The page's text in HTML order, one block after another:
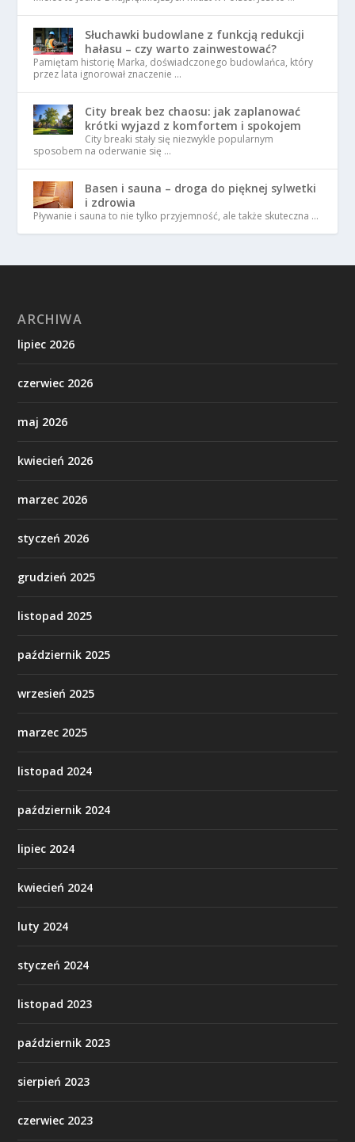
Słuchawki budowlane z funkcją redukcji
hałasu – czy warto zainwestować?
Pamiętam historię Marka, doświadczonego budowlańca, który
przez lata ignorował znaczenie …
City break bez chaosu: jak zaplanować
krótki wyjazd z komfortem i spokojem
City breaki stały się niezwykle popularnym
sposobem na oderwanie się …
Basen i sauna – droga do pięknej sylwetki
i zdrowia
Pływanie i sauna to nie tylko przyjemność, ale także skuteczna …
ARCHIWA
lipiec 2026
czerwiec 2026
maj 2026
kwiecień 2026
marzec 2026
styczeń 2026
grudzień 2025
listopad 2025
październik 2025
wrzesień 2025
marzec 2025
listopad 2024
październik 2024
lipiec 2024
kwiecień 2024
luty 2024
styczeń 2024
listopad 2023
październik 2023
sierpień 2023
czerwiec 2023